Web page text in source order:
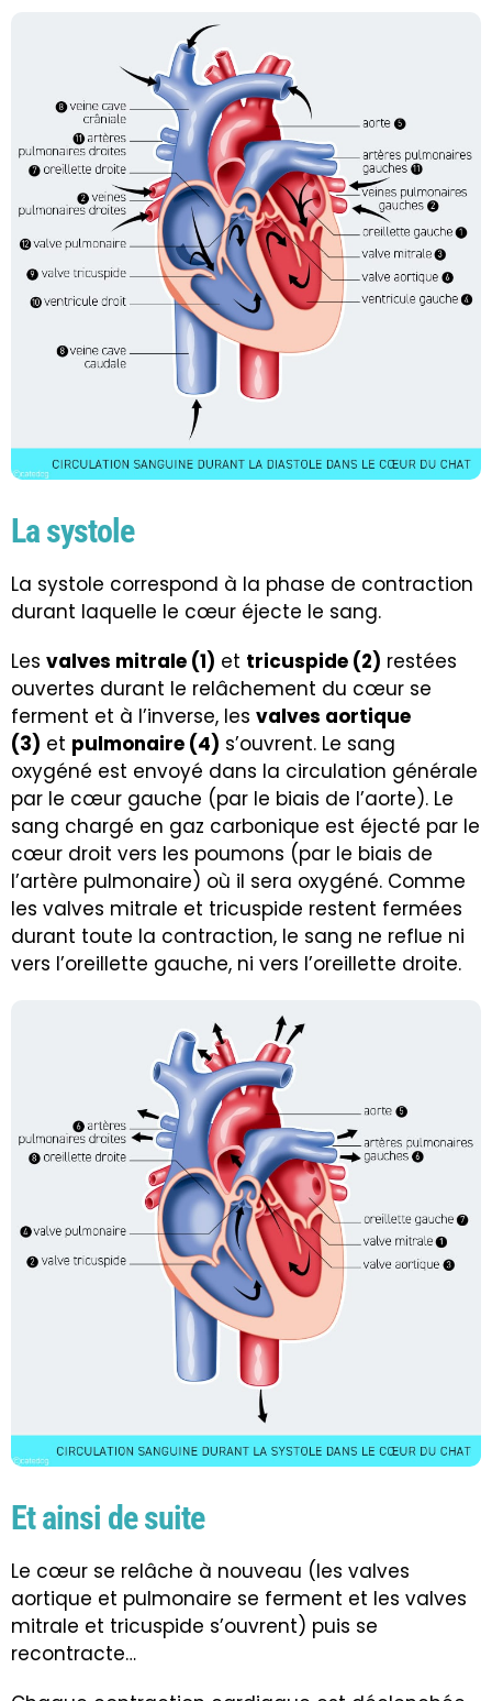
La systole
La systole correspond à la phase de contraction
durant laquelle le cœur éjecte le sang.
Les valves mitrale (1) et tricuspide (2) restées
ouvertes durant le relâchement du cœur se
ferment et à l’inverse, les valves aortique
(3) et pulmonaire (4) s’ouvrent. Le sang
oxygéné est envoyé dans la circulation générale
par le cœur gauche (par le biais de l’aorte). Le
sang chargé en gaz carbonique est éjecté par le
cœur droit vers les poumons (par le biais de
l’artère pulmonaire) où il sera oxygéné. Comme
les valves mitrale et tricuspide restent fermées
durant toute la contraction, le sang ne reflue ni
vers l’oreillette gauche, ni vers l’oreillette droite.
Et ainsi de suite
Le cœur se relâche à nouveau (les valves
aortique et pulmonaire se ferment et les valves
mitrale et tricuspide s’ouvrent) puis se
recontracte…